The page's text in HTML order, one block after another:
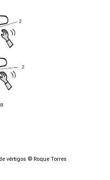
vértigos © Roque Torres